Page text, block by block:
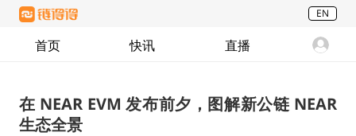
EN
首页 快讯 直播
在 NEAR EVM 发布前夕，图解新公链 NEAR
生态全景